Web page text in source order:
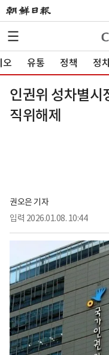
오 유통 정책 정치
인권위 성차별
직위해제
권오은 기자
입력 2026.01.08. 10:44